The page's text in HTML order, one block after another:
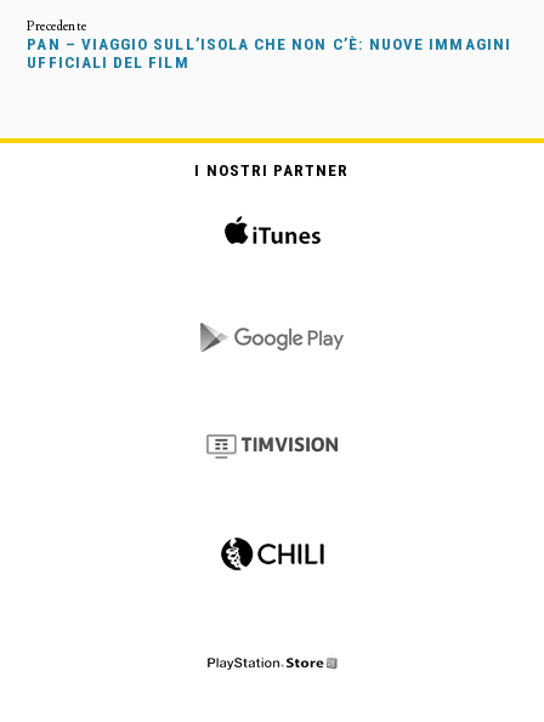
PAN – VIAGGIO SULL’ISOLA CHE NON C’È: NUOVE IMMAGINI
UFFICIALI DEL FILM
I NOSTRI PARTNER